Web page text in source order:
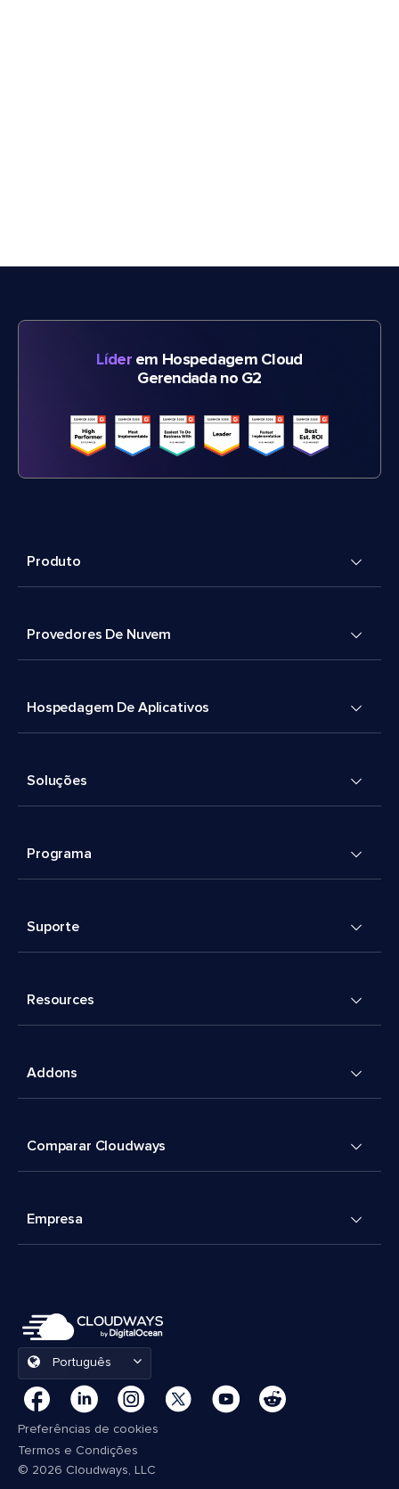
Líderem Hospedagem Cloud
Gerenciada no G2
Produto
Provedores De Nuvem
Hospedagem De Aplicativos
Soluções
Programa
Suporte
Resources
Addons
Comparar Cloudways
Empresa
Português
Preferências de cookies
Termos e Condições
© 2026 Cloudways, LLC